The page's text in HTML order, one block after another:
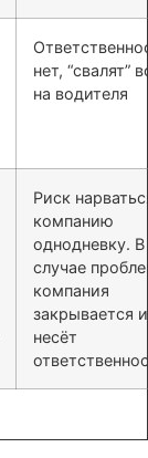
нет, “свалят”
на водителя
Риск
компанию
однодневку. В
случае
компания
закрывается
несёт